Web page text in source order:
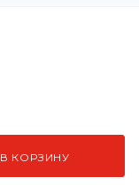
В КОРЗИНУ